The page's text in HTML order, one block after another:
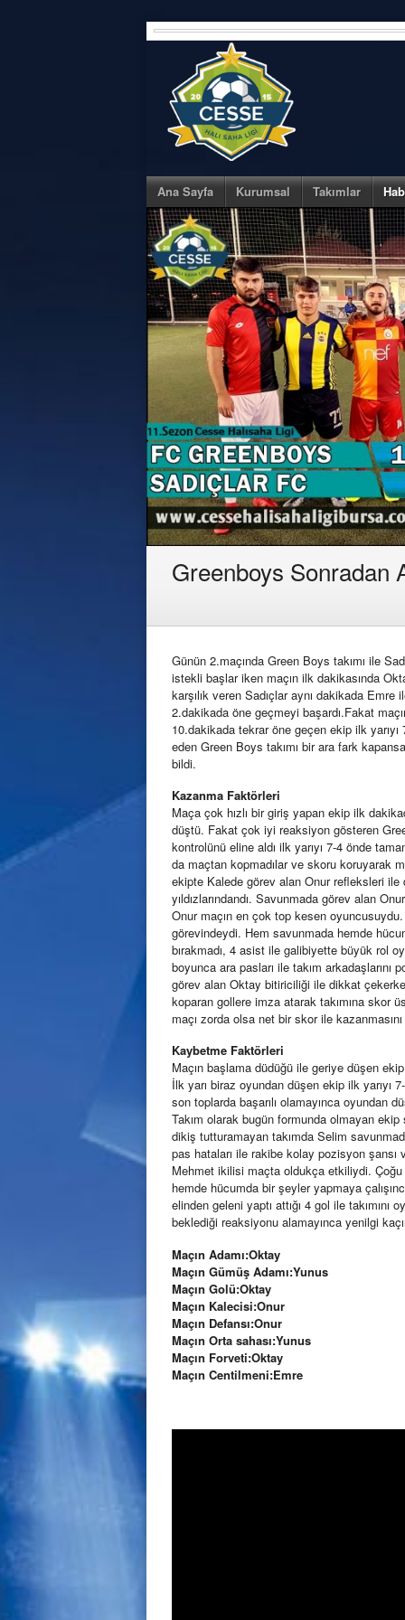
Skip
to
Ana Sayfa Kurumsal Takımlar
Greenboys Sonradan
Günün 2.maçında Green Boys takımı ile
istekli başlar iken maçın ilk dakikasında
karşılık veren Sadıçlar aynı dakikada
2.dakikada öne geçmeyi başardı.Fakat
10.dakikada tekrar öne geçen ekip ilk yarıyı
eden Green Boys takımı bir ara fark
bildi.
Kazanma Faktörleri
Maça çok hızlı bir giriş yapan ekip ilk
düştü. Fakat çok iyi reaksiyon gösteren
kontrolünü eline aldı ilk yarıyı 7-4 önde
da maçtan kopmadılar ve skoru koruyarak
ekipte Kalede görev alan Onur refleksleri
yıldızlarındandı. Savunmada görev alan
Onur maçın en çok top kesen oyuncusuydu.
görevindeydi. Hem savunmada hemde
bırakmadı, 4 asist ile galibiyette büyük rol
boyunca ara pasları ile takım
görev alan Oktay bitiriciliği ile dikkat
koparan gollere imza atarak takımına skor
maçı zorda olsa net bir skor ile
Kaybetme Faktörleri
Maçın başlama düdüğü ile geriye düşen
İlk yarı biraz oyundan düşen ekip ilk yarıyı
son toplarda başarılı olamayınca oyundan
Takım olarak bugün formunda olmayan
dikiş tutturamayan takımda Selim
pas hataları ile rakibe kolay pozisyon
Mehmet ikilisi maçta oldukça etkiliydi.
hemde hücumda bir şeyler yapmaya
elinden geleni yaptı attığı 4 gol ile
beklediği reaksiyonu alamayınca yenilgi
Maçın Adamı:Oktay
Maçın Gümüş Adamı:Yunus
Maçın Golü:Oktay
Maçın Kalecisi:Onur
Maçın Defansı:Onur
Maçın Orta sahası:Yunus
Maçın Forveti:Oktay
Maçın Centilmeni:Emre